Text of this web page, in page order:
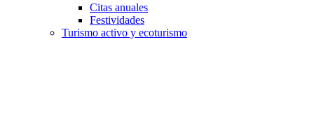
Citas anuales
Festividades
Turismo activo y ecoturismo